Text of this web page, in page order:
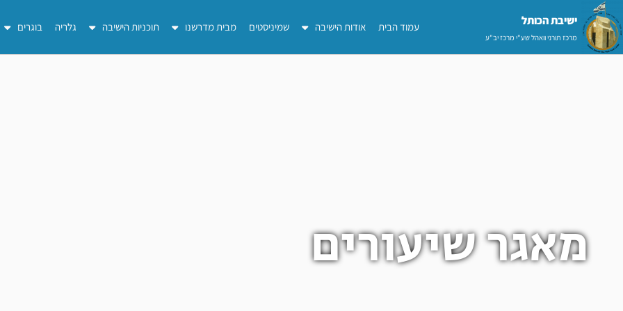
דילוג
לתוכן
ישיבת הכותל​
מרכז תורני וואהל שע"י מרכז יב"ע
עמוד הבית אודות הישיבה שמיניסטים מבית מדרשנו תוכניות הישיבה גלריה בוגרים
מאגר שיעורים